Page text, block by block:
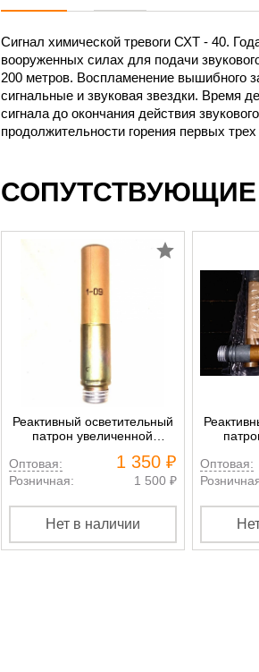
Сигнал химической тревоги СХТ - 40.
вооруженных силах для подачи
200 метров. Воспламенение вышибного
сигнальные и звуковая звездки. Время
сигнала до окончания действия
продолжительности горения первых
Реактивный осветительный
патрон увеличенной
ракета с парашютом
Оптовая: 1 350 ₽
Розничная: 1 500 ₽
Нет в наличии
Оптовая: